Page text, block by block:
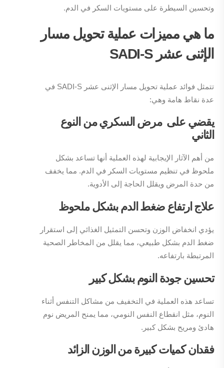
وتحسين السيطرة على مستويات السكر في الدم.
ما هي مميزات عملية تحويل مسار
الإثنى عشر SADI-S
تتمثل فوائد عملية تحويل مسار الإثنى عشر SADI-S في
عدة نقاط هامة وهي:
يقضي على مرض السكري من النوع
الثاني
من أهم الآثار الإيجابية لهذه العملية أنها تساعد بشكل
ملحوظ في تنظيم مستويات السكر في الدم. مما يخفف
من حدة المرض ويقلل الحاجة إلى الأدوية.
علاج ارتفاع ضغط الدم بشكل ملحوظ
يؤدي انخفاض الوزن وتحسن التمثيل الغذائي إلى استقرار
ضغط الدم بشكل طبيعي، مما يقلل من المخاطر الصحية
المرتبطة بارتفاعه.
تحسين جودة النوم بشكل كبير
تساعد هذه العملية في التخفيف من مشاكل التنفس أثناء
النوم، مثل انقطاع النفس النومي، مما يمنح المريض نوم
هادئ ومريح بشكل كبير.
فقدان كميات كبيرة من الوزن الزائد